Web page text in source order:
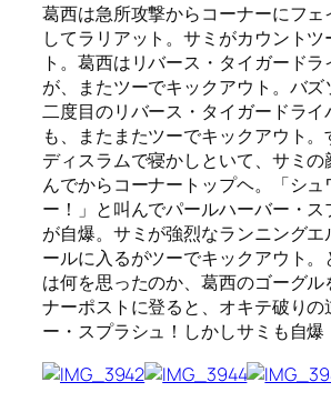
葛西は急所攻撃からコーナーにフ
してラリアット。サミがカウント
ト。葛西はリバース・タイガード
が、またツーでキックアウト。バズ
二度目のリバース・タイガードライ
も、またまたツーでキックアウト
ディスラムで寝かしといて、サミ
んでからコーナートップヘ。「シ
ー！」と叫んでパールハーバー・ス
が自爆。サミが強烈なランニングエ
ールに入るがツーでキックアウト。
は何を思ったのか、葛西のゴーグ
ナーポストに登ると、オキテ破り
ー・スプラシュ！しかしサミも自爆